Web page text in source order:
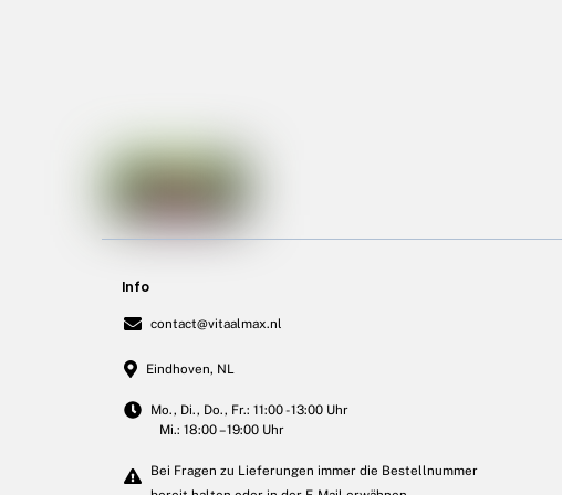
Info
contact@vitaalmax.nl
Eindhoven, NL
Mo., Di., Do., Fr.: 11:00 - 13:00 Uhr
Mi.: 18:00 – 19:00 Uhr
Bei Fragen zu Lieferungen immer die Bestellnummer